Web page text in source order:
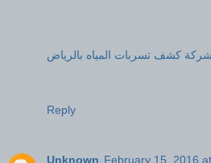
شركة كشف تسربات المياه بالرياض
Reply
Unknown February 15, 2016